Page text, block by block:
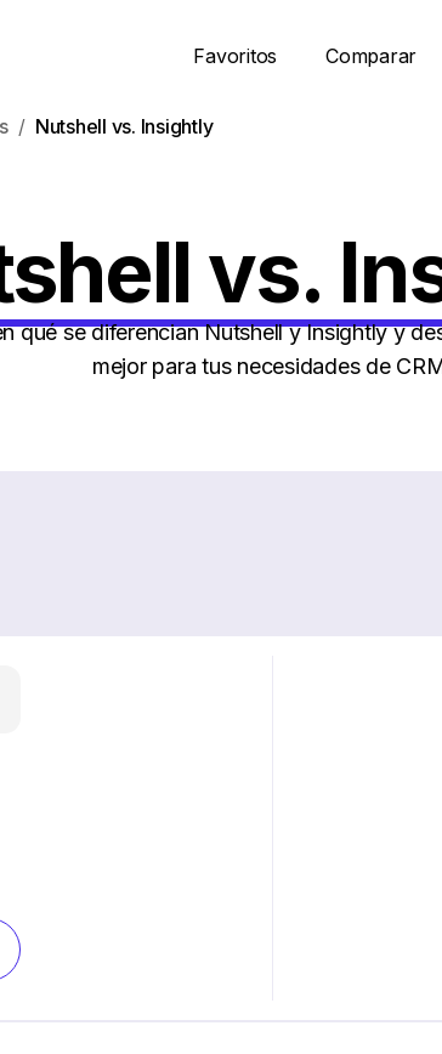
Favoritos Comparar
Nutshell vs. Insightly
vs.
qué se diferencian Nutshell y Insightly y
mejor para tus necesidades de